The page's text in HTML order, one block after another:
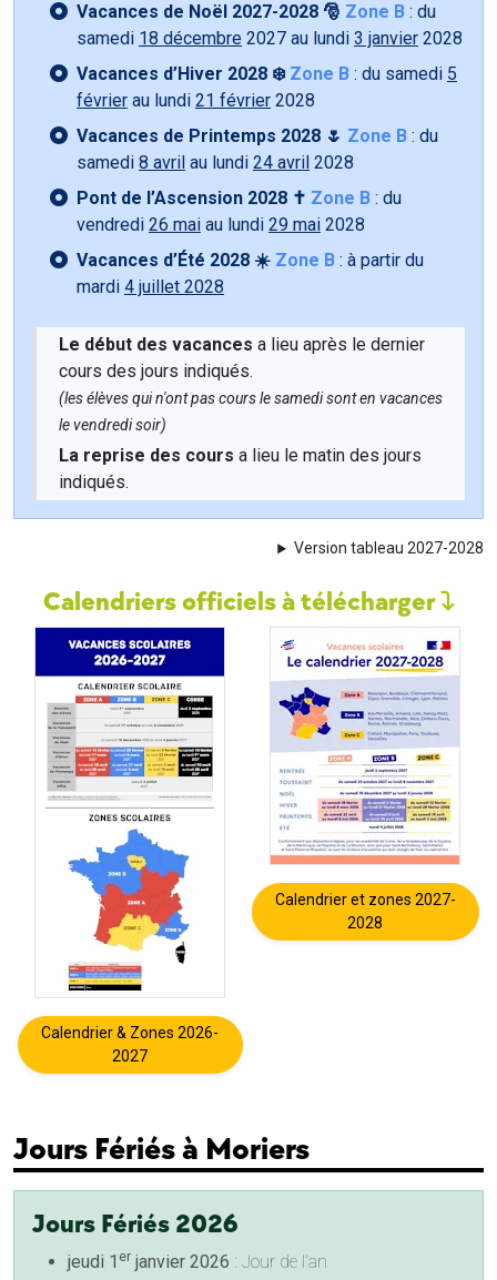
Vacances de Noël 2027-2028 🎅 Zone B : du
samedi 18 décembre 2027 au lundi 3 janvier 2028
Vacances d’Hiver 2028 ❄️ Zone B : du samedi 5
février au lundi 21 février 2028
Vacances de Printemps 2028 🌷 Zone B : du
samedi 8 avril au lundi 24 avril 2028
Pont de l’Ascension 2028 ✝️ Zone B : du
vendredi 26 mai au lundi 29 mai 2028
Vacances d’Été 2028 ☀️ Zone B : à partir du
mardi 4 juillet 2028
Le début des vacances a lieu après le dernier
cours des jours indiqués.
(les élèves qui n'ont pas cours le samedi sont en vacances
le vendredi soir)
La reprise des cours a lieu le matin des jours
indiqués.
Version tableau 2027-2028
Calendriers officiels à télécharger
Calendrier & Zones 2026-
2027
Calendrier et zones 2027-
2028
Jours Fériés à Moriers
Jours Fériés 2026
jeudi 1 er janvier 2026 : Jour de l'an